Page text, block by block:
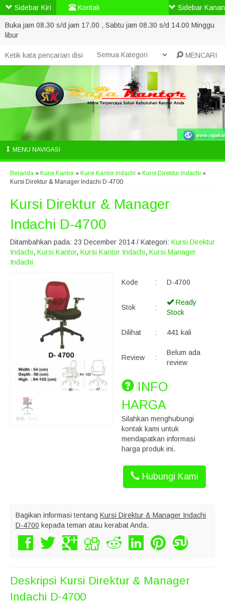
Buka jam 08.30 s/d jam 17.00 , Sabtu jam 08.30 s/d 14.00 Minggu
libur
MENCARI
MENU NAVIGASI
Beranda » Kursi Kantor » Kursi Kantor Indachi » Kursi Direktur Indachi »
Kursi Direktur & Manager Indachi D-4700
Kursi Direktur & Manager
Indachi D-4700
Ditambahkan pada: 23 December 2014 / Kategori: Kursi Direktur
Indachi, Kursi Kantor, Kursi Kantor Indachi, Kursi Manager
Indachi
Kode : D-4700
Stok :
Ready
Stock
Dilihat : 441 kali
Review :
Belum ada
review
INFO
HARGA
Silahkan menghubungi
kontak kami untuk
mendapatkan informasi
harga produk ini.
Hubungi Kami
Bagikan informasi tentang Kursi Direktur & Manager Indachi
D-4700 kepada teman atau kerabat Anda.
Deskripsi Kursi Direktur & Manager
Indachi D-4700
Sidebar Kiri Kontak Sidebar Kanan